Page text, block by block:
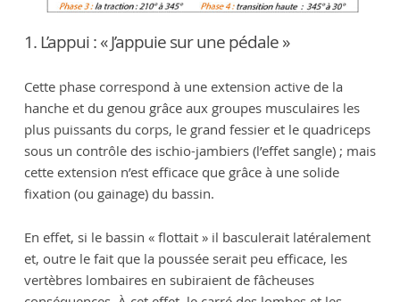
1. L’appui : « J’appuie sur une pédale »
Cette phase correspond à une extension active de la
hanche et du genou grâce aux groupes musculaires les
plus puissants du corps, le grand fessier et le quadriceps
sous un contrôle des ischio-jambiers (l’effet sangle) ; mais
cette extension n’est efficace que grâce à une solide
fixation (ou gainage) du bassin.
En effet, si le bassin « flottait » il basculerait latéralement
et, outre le fait que la poussée serait peu efficace, les
vertèbres lombaires en subiraient de fâcheuses